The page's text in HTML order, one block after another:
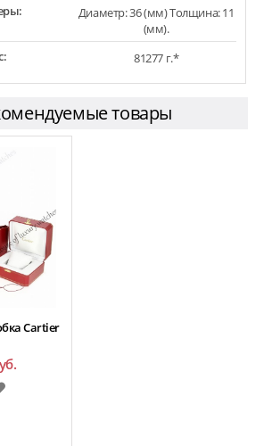
Диаметр: 36 (мм) Толщина: 11
(мм).
81277 г.*
товары
Cartier